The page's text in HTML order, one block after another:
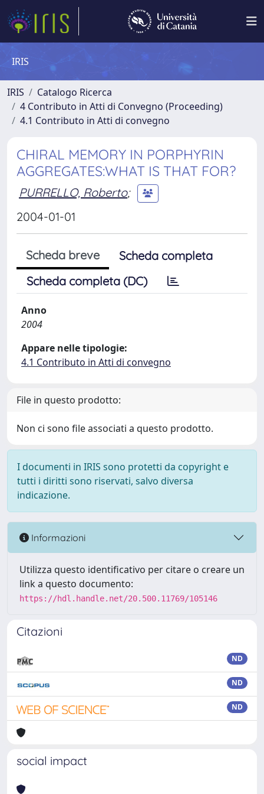
IRIS
IRIS
Catalogo Ricerca
4 Contributo in Atti di Convegno (Proceeding)
4.1 Contributo in Atti di convegno
CHIRAL MEMORY IN PORPHYRIN
AGGREGATES:WHAT IS THAT FOR?
PURRELLO, Roberto;
2004-01-01
Scheda breve
Scheda completa
Scheda completa (DC)
Anno
2004
Appare nelle tipologie:
4.1 Contributo in Atti di convegno
File in questo prodotto:
Non ci sono file associati a questo prodotto.
I documenti in IRIS sono protetti da copyright e
tutti i diritti sono riservati, salvo diversa
indicazione.
Informazioni
Utilizza questo identificativo per citare o creare un
link a questo documento:
https://hdl.handle.net/20.500.11769/105146
Citazioni
ND
ND
ND
social impact